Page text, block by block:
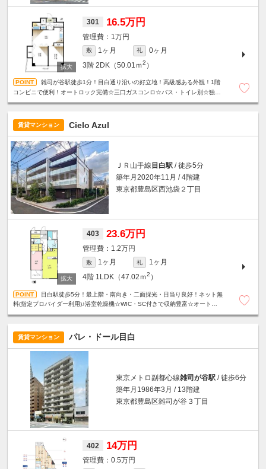
301 16.5万円
1万円
敷 1ヶ月 礼
0ヶ月
3階 2DK（50.01ｍ2 ）
雑司が谷駅徒歩1分！目白通り沿いの好立地！高級感ある外観！1階
コンビニで便利！オートロック完備☆三口ガスコンロ☆バス・トイレ別☆独立
賃貸マンション Cielo Azul
ＪＲ山手線 目白駅 / 徒歩5分
築年月2020年11月 / 4階建
東京都豊島区西池袋２丁目
403 23.6万円
1.2万円
敷 1ヶ月 礼
1ヶ月
4階 1LDK（47.02ｍ2 ）
目白駅徒歩5分！最上階・南向き・二面採光・日当り良好！ネット無
料(指定プロバイダー利用)♪浴室乾燥機☆WIC・SC付きで収納豊富☆オートロッ
賃貸マンション パレ・ドール目白
東京メトロ副都心線雑司が谷駅 / 徒歩6分
築年月1986年3月 / 13階建
東京都豊島区雑司が谷３丁目
402 14万円
0.5万円